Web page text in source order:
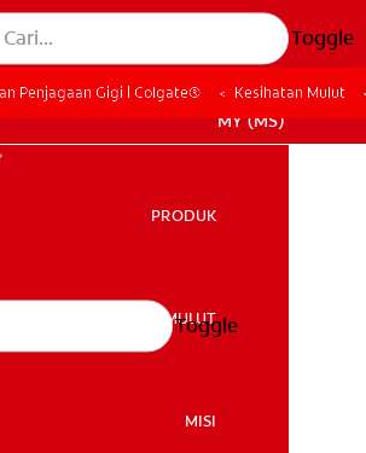
Toggle
MY (MS)
PRODUK
KESIHATAN MULUT
MISI
Toggle
Penjagaan Gigi | Colgate® Kesihatan Mulut
Penyakit
Gigi